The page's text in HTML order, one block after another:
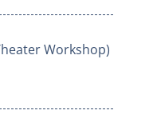
Workshop)